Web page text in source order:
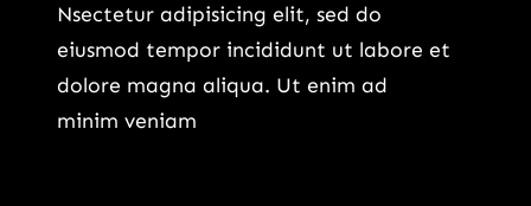
Nsectetur adipisicing elit, sed do
eiusmod tempor incididunt ut labore et
dolore magna aliqua. Ut enim ad
minim veniam